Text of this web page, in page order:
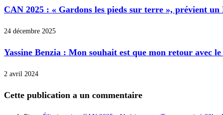
CAN 2025 : « Gardons les pieds sur terre », prévient
24 décembre 2025
Yassine Benzia : Mon souhait est que mon retour avec
2 avril 2024
Cette publication a un commentaire